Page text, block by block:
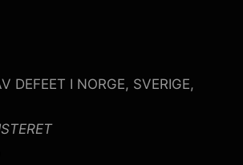
DEFEET I NORGE, SVERIGE,